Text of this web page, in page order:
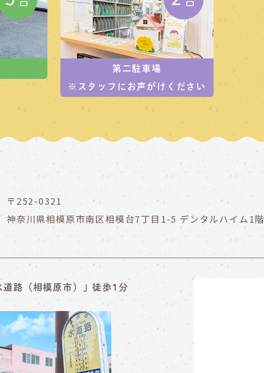
第二駐車場
※スタッフにお声がけください
〒252-0321
神奈川県相模原市南区相模台7丁目1-5 デンタルハイム1階
道路（相模原市）」徒歩1分